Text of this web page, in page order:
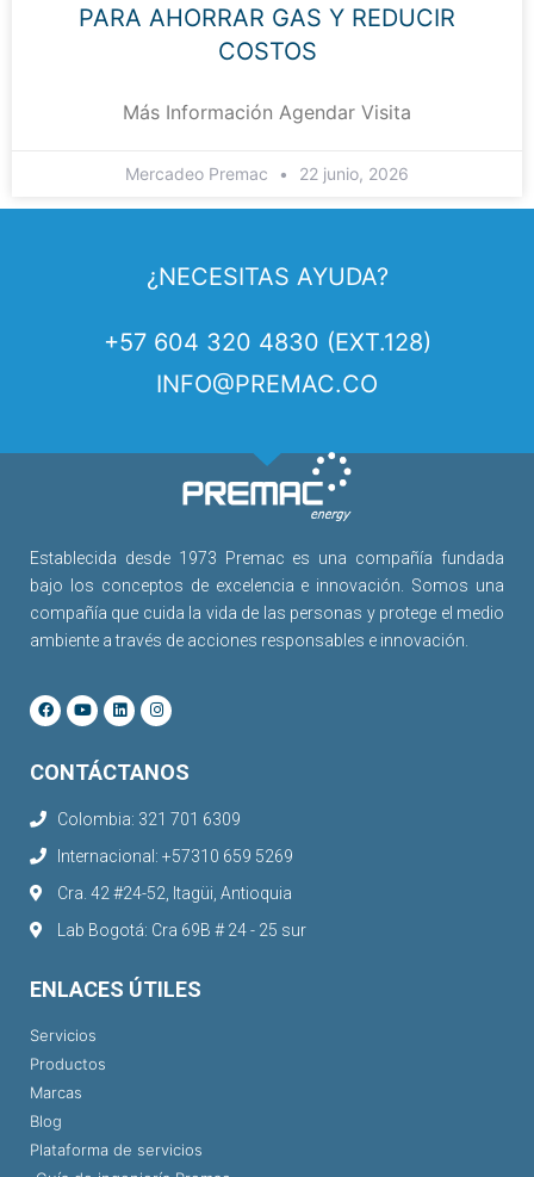
PARA AHORRAR GAS Y REDUCIR
COSTOS
Más Información Agendar Visita
Mercadeo Premac 22 junio, 2026
¿NECESITAS AYUDA?
+57 604 320 4830 (EXT.128)
INFO@PREMAC.CO
Establecida desde 1973 Premac es una compañía fundada
bajo los conceptos de excelencia e innovación. Somos una
compañía que cuida la vida de las personas y protege el medio
ambiente a través de acciones responsables e innovación.
CONTÁCTANOS
Colombia: 321 701 6309
Internacional: +57310 659 5269
Cra. 42 #24-52, Itagüi, Antioquia
Lab Bogotá: Cra 69B # 24 - 25 sur
ENLACES ÚTILES
Servicios
Productos
Marcas
Blog
Plataforma de servicios